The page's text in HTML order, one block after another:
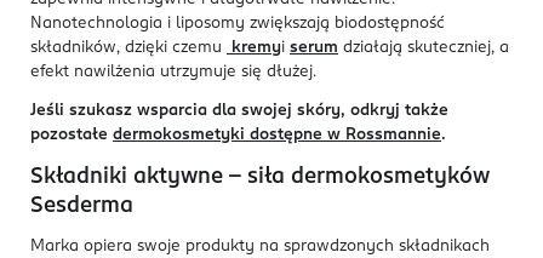
Nanotechnologia i liposomy zwiększają biodostępność
składników, dzięki czemu
kremyi serum działają skuteczniej, a
efekt nawilżenia utrzymuje się dłużej.
Jeśli szukasz wsparcia dla swojej skóry, odkryj także
pozostałe dermokosmetyki dostępne w Rossmannie.
Składniki aktywne – siła dermokosmetyków
Sesderma
Marka opiera swoje produkty na sprawdzonych składnikach